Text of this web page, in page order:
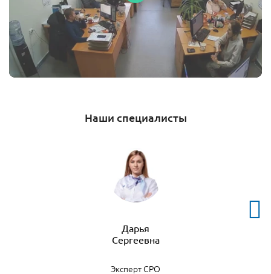
Наши специалисты
Дарья
Сергеевна
Эксперт СРО